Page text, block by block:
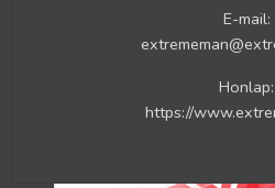
E-mail:
Honlap:
https://